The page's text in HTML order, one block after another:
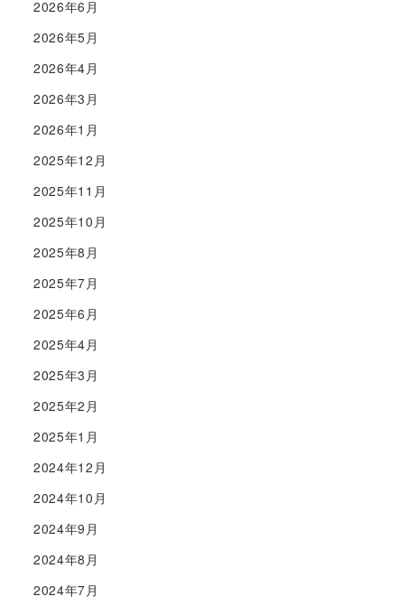
2026年6月
2026年5月
2026年4月
2026年3月
2026年1月
2025年12月
2025年11月
2025年10月
2025年8月
2025年7月
2025年6月
2025年4月
2025年3月
2025年2月
2025年1月
2024年12月
2024年10月
2024年9月
2024年8月
2024年7月